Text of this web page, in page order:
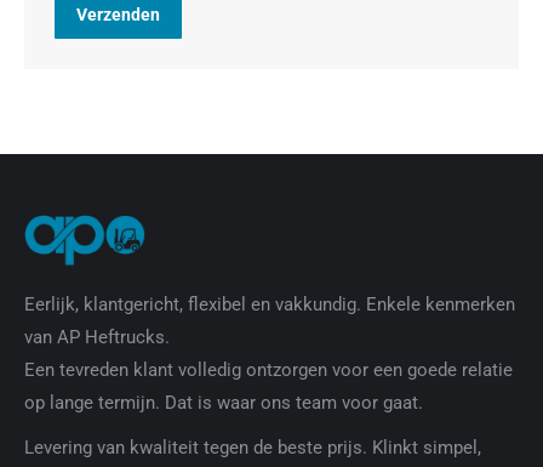
Verzenden
Eerlijk, klantgericht, flexibel en vakkundig. Enkele kenmerken
van AP Heftrucks.
Een tevreden klant volledig ontzorgen voor een goede relatie
op lange termijn. Dat is waar ons team voor gaat.
Levering van kwaliteit tegen de beste prijs. Klinkt simpel,